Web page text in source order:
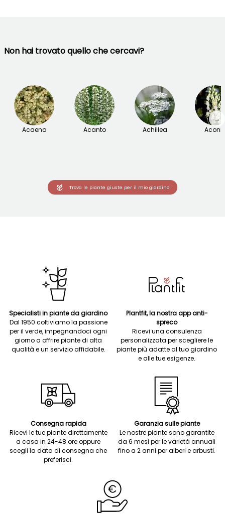
Non hai trovato quello che cercavi?
Acaena Acanto Achillea Aconiti
→
Trova le piante giuste per il mio giardino
Specialisti in piante da giardino
Dal 1950 coltiviamo la passione
per il verde, impegnandoci ogni
giorno a offrire piante di alta
qualità e un servizio affidabile.
Plantfit, la nostra app anti-
spreco
Ricevi una consulenza
personalizzata per scegliere le
piante più adatte al tuo giardino
e alle tue esigenze.
Consegna rapida
Ricevi le tue piante direttamente
a casa in 24-48 ore oppure
scegli la data di consegna che
preferisci.
Garanzia sulle piante
Le nostre piante sono garantite
da 6 mesi per le varietà annuali
fino a 2 anni per alberi e arbusti.